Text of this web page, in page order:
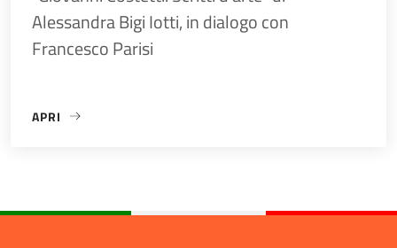
Alessandra Bigi Iotti, in dialogo con
Francesco Parisi
APRI
«PRESENTAZIONE DEL VOLUME “GIOVANNI COSTETTI.